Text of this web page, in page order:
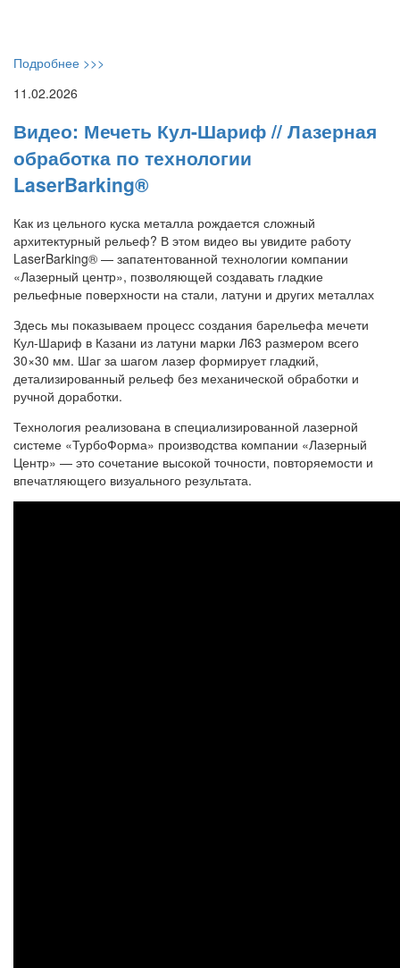
Подробнее >>>
11.02.2026
Видео: Мечеть Кул-Шариф // Лазерная
обработка по технологии
LaserBarking®
Как из цельного куска металла рождается сложный
архитектурный рельеф? В этом видео вы увидите работу
LaserBarking® — запатентованной технологии компании
«Лазерный центр», позволяющей создавать гладкие
рельефные поверхности на стали, латуни и других металлах
Здесь мы показываем процесс создания барельефа мечети
Кул-Шариф в Казани из латуни марки Л63 размером всего
30×30 мм. Шаг за шагом лазер формирует гладкий,
детализированный рельеф без механической обработки и
ручной доработки.
Технология реализована в специализированной лазерной
системе «ТурбоФорма» производства компании «Лазерный
Центр» — это сочетание высокой точности, повторяемости и
впечатляющего визуального результата.